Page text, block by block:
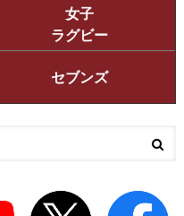
女子
ラグビー
セブンズ